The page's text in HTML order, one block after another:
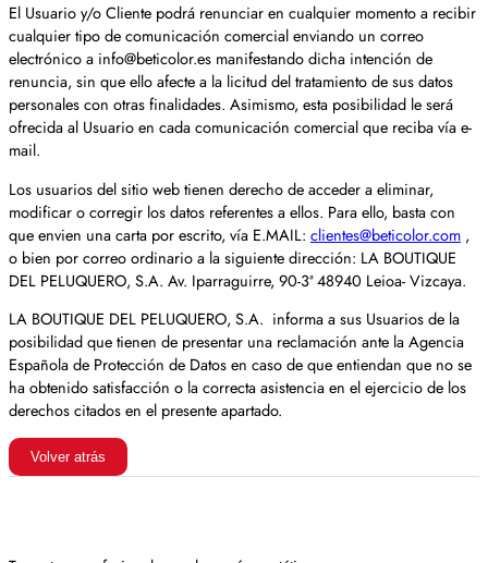
El Usuario y/o Cliente podrá renunciar en cualquier momento a recibir
cualquier tipo de comunicación comercial enviando un correo
electrónico a info@beticolor.es manifestando dicha intención de
renuncia, sin que ello afecte a la licitud del tratamiento de sus datos
personales con otras finalidades. Asimismo, esta posibilidad le será
ofrecida al Usuario en cada comunicación comercial que reciba vía e-
mail.
Los usuarios del sitio web tienen derecho de acceder a eliminar,
modificar o corregir los datos referentes a ellos. Para ello, basta con
que envien una carta por escrito, vía E.MAIL: clientes@beticolor.com ,
o bien por correo ordinario a la siguiente dirección: LA BOUTIQUE
DEL PELUQUERO, S.A. Av. Iparraguirre, 90-3ª 48940 Leioa- Vizcaya.
LA BOUTIQUE DEL PELUQUERO, S.A. informa a sus Usuarios de la
posibilidad que tienen de presentar una reclamación ante la Agencia
Española de Protección de Datos en caso de que entiendan que no se
ha obtenido satisfacción o la correcta asistencia en el ejercicio de los
derechos citados en el presente apartado.
Volver atrás